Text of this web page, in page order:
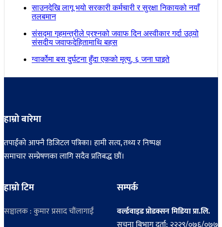
साउनदेखि लागू भयो सरकारी कर्मचारी र सुरक्षा निकायको नयाँ
तलबमान
संसद्मा गृहमन्त्रीले प्रश्नको जवाफ दिन अस्वीकार गर्दा उठ्यो
संसदीय जवाफदेहितामाथि बहस
ग्वार्कोमा बस दुर्घटना हुँदा एकको मृत्यु, ६ जना घाइते
हाम्रो बारेमा
तपाईंको आफ्नै डिजिटल पत्रिका। हामी सत्य, तथ्य र निष्पक्ष
समाचार सम्प्रेषणका लागि सदैव प्रतिबद्ध छौं।
हाम्रो टिम
सञ्चालक : कुमार प्रसाद चौंलागाईं
सम्पर्क
वर्ल्डवाइड प्रोडक्सन मिडिया प्रा.लि.